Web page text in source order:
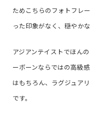
ためこちらのフォトフレ
った印象がなく、穏やか
アジアンテイストでほん
ーボーンならではの高級
はもちろん、ラグジュア
です。